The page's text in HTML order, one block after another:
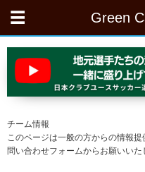
Green
チーム情報
このページは一般の方からの情報
問い合わせフォームからお願いいた